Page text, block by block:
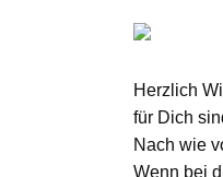
Herzlich
für Dich
Nach wie
Wenn bei